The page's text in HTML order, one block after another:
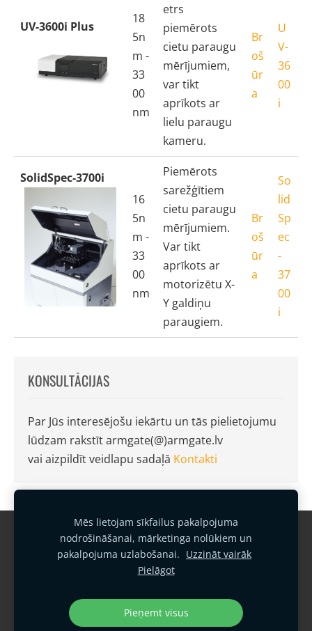
KONSULTĀCIJAS
Par Jūs interesējošu iekārtu un tās pielietojumu
lūdzam rakstīt armgate(@)armgate.lv
vai aizpildīt veidlapu sadaļā Kontakti
UV-3600i Plus
18
5n
m -
33
00
nm
etrs
piemērots
cietu paraugu
mērījumiem,
var tikt
aprīkots ar
lielu paraugu
kameru.
Br
oš
ūr
a
U
V-
36
00
i
SolidSpec-3700i
16
5n
m -
33
00
nm
Piemērots
sarežģītiem
cietu paraugu
mērījumiem.
Var tikt
aprīkots ar
motorizētu X-
Y galdiņu
paraugiem.
Br
oš
ūr
a
So
lid
Sp
ec
-
37
00
i
Garantijas noteikumi
Kontakti
Sīkfailu politika
Privātuma politika
SIA "Armgate"
Mēs lietojam sīkfailus pakalpojuma
nodrošināšanai, mārketinga nolūkiem un
pakalpojuma uzlabošanai. Uzzināt vairāk
Pielāgot
Pieņemt visus